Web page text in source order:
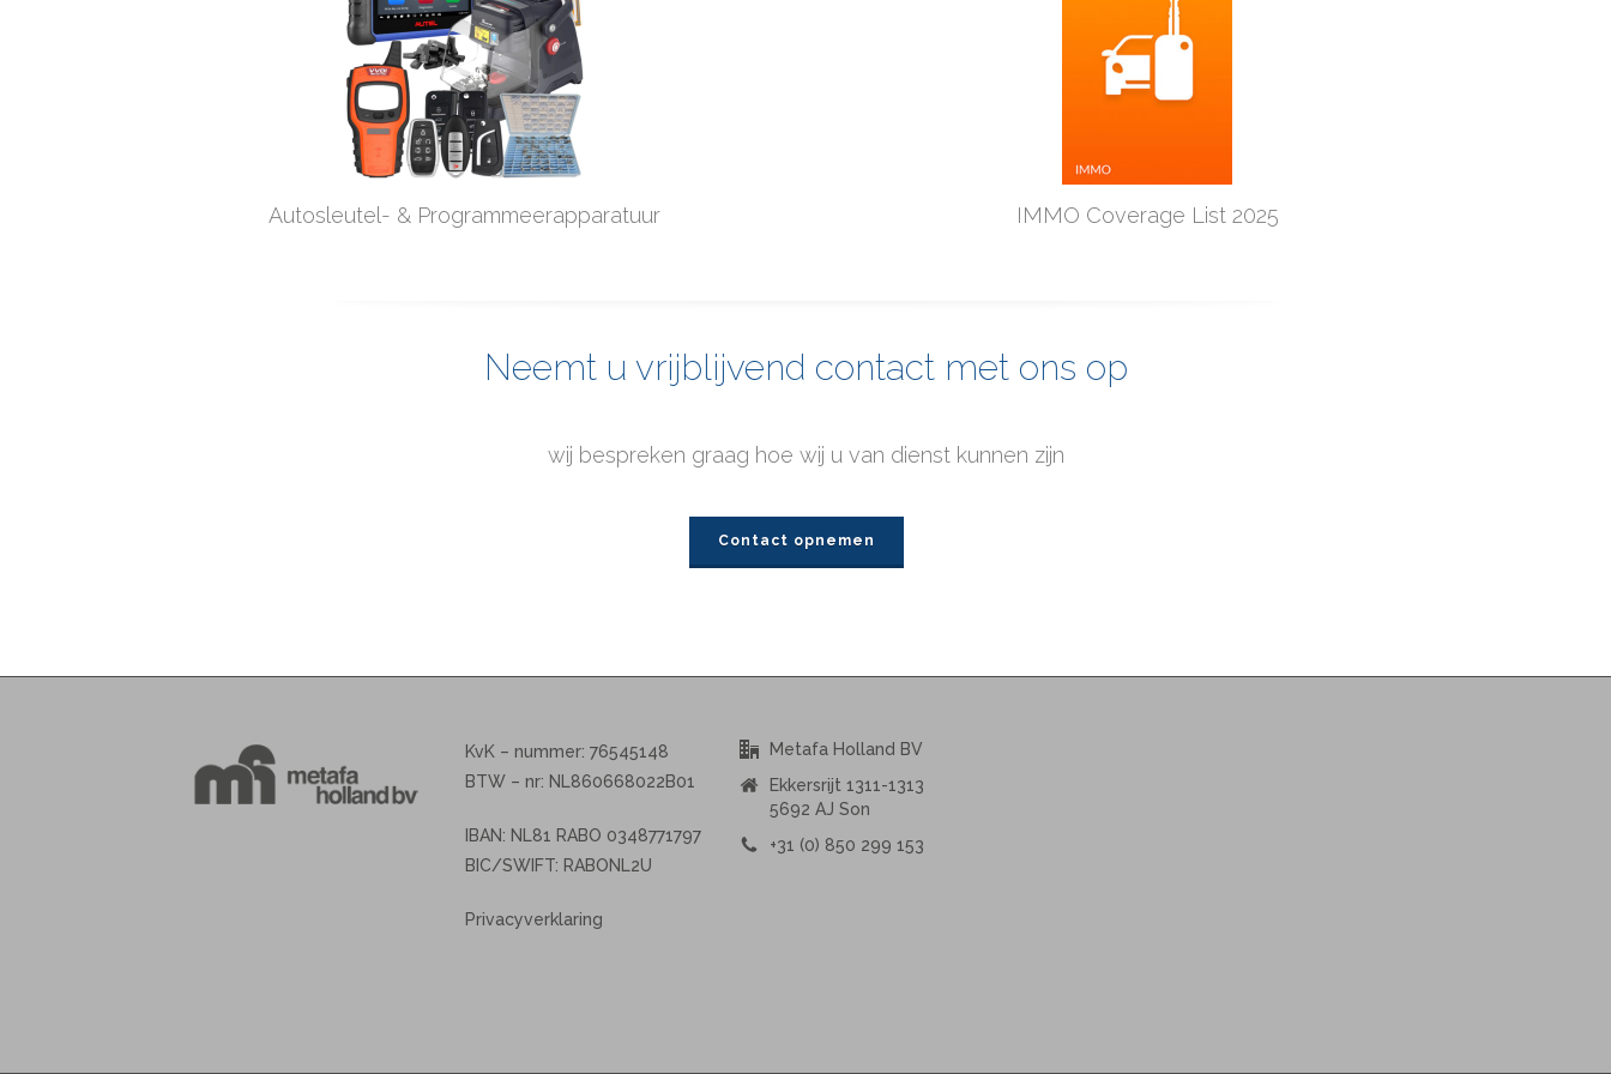
Autosleutel- & Programmeerapparatuur IMMO Coverage List 2025
Neemt u vrijblijvend contact met ons op
wij bespreken graag hoe wij u van dienst kunnen zijn
Contact opnemen
KvK – nummer: 76545148
BTW – nr: NL860668022B01
IBAN: NL81 RABO 0348771797
BIC/SWIFT: RABONL2U
Privacyverklaring
Metafa Holland BV
Ekkersrijt 1311-1313
5692 AJ Son
+31 (0) 850 299 153